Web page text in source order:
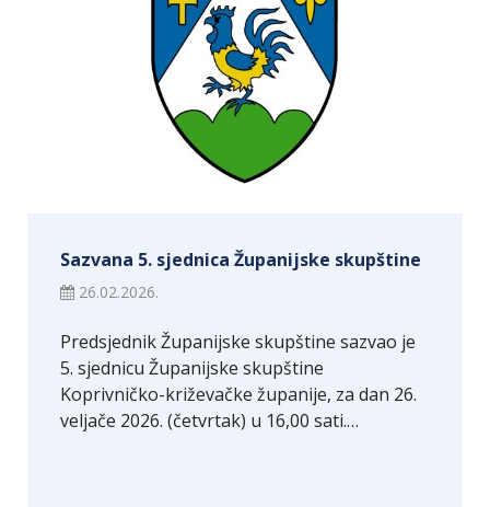
Sazvana 5. sjednica Županijske skupštine
26.02.2026.
Predsjednik Županijske skupštine sazvao je
5. sjednicu Županijske skupštine
Koprivničko-križevačke županije, za dan 26.
veljače 2026. (četvrtak) u 16,00 sati.…